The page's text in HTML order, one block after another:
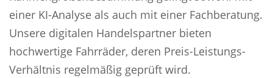
einer KI-Analyse als auch mit einer Fachberatung.
Unsere digitalen Handelspartner bieten
hochwertige Fahrräder, deren Preis-Leistungs-
Verhältnis regelmäßig geprüft wird.